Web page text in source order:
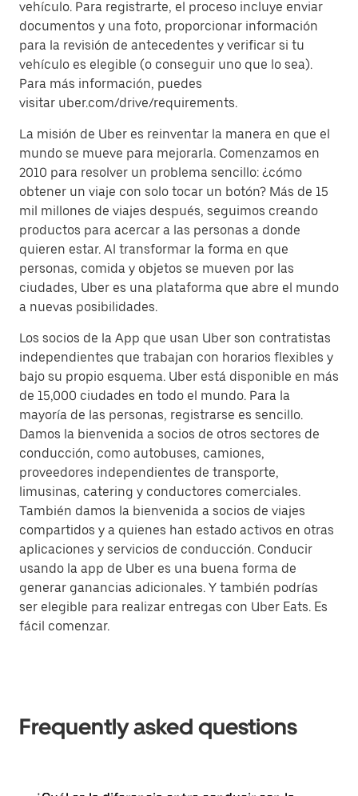
vehículo. Para registrarte, el proceso incluye enviar
documentos y una foto, proporcionar información
para la revisión de antecedentes y verificar si tu
vehículo es elegible (o conseguir uno que lo sea).
Para más información, puedes
visitar uber.com/drive/requirements.
La misión de Uber es reinventar la manera en que el
mundo se mueve para mejorarla. Comenzamos en
2010 para resolver un problema sencillo: ¿cómo
obtener un viaje con solo tocar un botón? Más de 15
mil millones de viajes después, seguimos creando
productos para acercar a las personas a donde
quieren estar. Al transformar la forma en que
personas, comida y objetos se mueven por las
ciudades, Uber es una plataforma que abre el mundo
a nuevas posibilidades.
Los socios de la App que usan Uber son contratistas
independientes que trabajan con horarios flexibles y
bajo su propio esquema. Uber está disponible en más
de 15,000 ciudades en todo el mundo. Para la
mayoría de las personas, registrarse es sencillo.
Damos la bienvenida a socios de otros sectores de
conducción, como autobuses, camiones,
proveedores independientes de transporte,
limusinas, catering y conductores comerciales.
También damos la bienvenida a socios de viajes
compartidos y a quienes han estado activos en otras
aplicaciones y servicios de conducción. Conducir
usando la app de Uber es una buena forma de
generar ganancias adicionales. Y también podrías
ser elegible para realizar entregas con Uber Eats. Es
fácil comenzar.
Frequently asked questions